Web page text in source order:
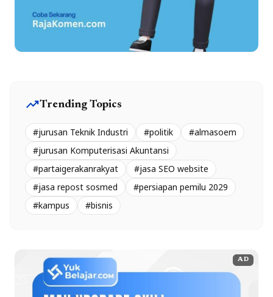
trending_upTrending Topics
#jurusan Teknik Industri #politik
#almasoem
#jurusan Komputerisasi Akuntansi
#partaigerakanrakyat
#jasa SEO website
#jasa repost sosmed
#persiapan pemilu 2029
#kampus
#bisnis
AD